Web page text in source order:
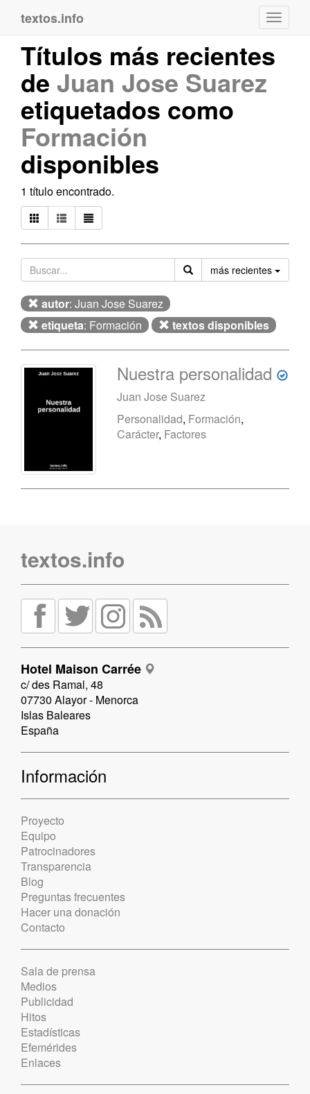
textos.info
Títulos más recientes
de Juan Jose Suarez
etiquetados como
Formación
disponibles
1 título encontrado.
más recientes
autor: Juan Jose Suarez
etiqueta: Formación textos disponibles
Nuestra personalidad
Juan Jose Suarez
Personalidad, Formación,
Carácter, Factores
textos.info
Hotel Maison Carrée
c/ des Ramal, 48
07730 Alayor - Menorca
Islas Baleares
España
Información
Proyecto
Equipo
Patrocinadores
Transparencia
Blog
Preguntas frecuentes
Hacer una donación
Contacto
Sala de prensa
Medios
Publicidad
Hitos
Estadísticas
Efemérides
Enlaces